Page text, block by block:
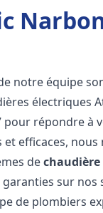
notre équipe
électriques
répondre à
efficaces, nous
de
sur
de plombiers